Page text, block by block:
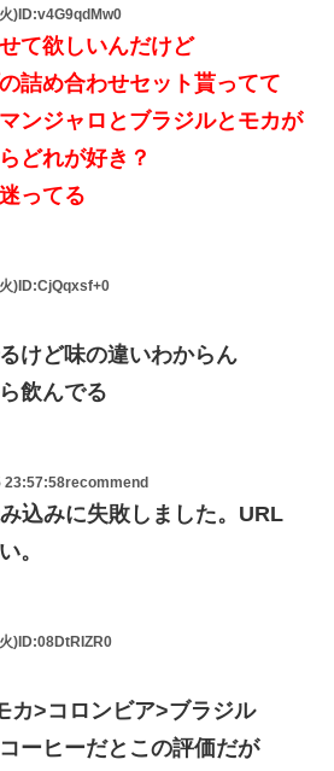
) ID:v4G9qdMw0
て欲しいんだけど
詰め合わせセット貰ってて
ンジャロとブラジルとモカが
どれが好き？
ってる
) ID:CjQqxsf+0
けど味の違いわからん
飲んでる
23:57:58recommend
込みに失敗しました。URL
。
)ID:08DtRIZR0
カ>コロンビア>ブラジル
ーヒーだとこの評価だが